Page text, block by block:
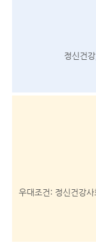
정신건
우대조건: 정신건강